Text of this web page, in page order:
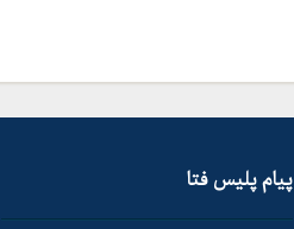
پیام پلیس فتا